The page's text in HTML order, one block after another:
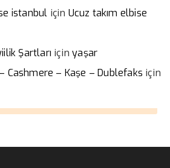
istanbul için Ucuz takım elbise
Şartları içinyaşar
Cashmere – Kaşe – Dublefaks için